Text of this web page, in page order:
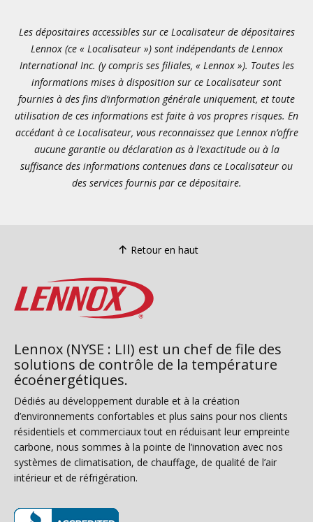
Les dépositaires accessibles sur ce Localisateur de dépositaires
Lennox (ce « Localisateur ») sont indépendants de Lennox
International Inc. (y compris ses filiales, « Lennox »). Toutes les
informations mises à disposition sur ce Localisateur sont
fournies à des fins d’information générale uniquement, et toute
utilisation de ces informations est faite à vos propres risques. En
accédant à ce Localisateur, vous reconnaissez que Lennox n’offre
aucune garantie ou déclaration as à l’exactitude ou à la
suffisance des informations contenues dans ce Localisateur ou
des services fournis par ce dépositaire.
Retour en haut
Lennox (NYSE : LII) est un chef de file des
solutions de contrôle de la température
écoénergétiques.
Dédiés au développement durable et à la création
d’environnements confortables et plus sains pour nos clients
résidentiels et commerciaux tout en réduisant leur empreinte
carbone, nous sommes à la pointe de l’innovation avec nos
systèmes de climatisation, de chauffage, de qualité de l’air
intérieur et de réfrigération.